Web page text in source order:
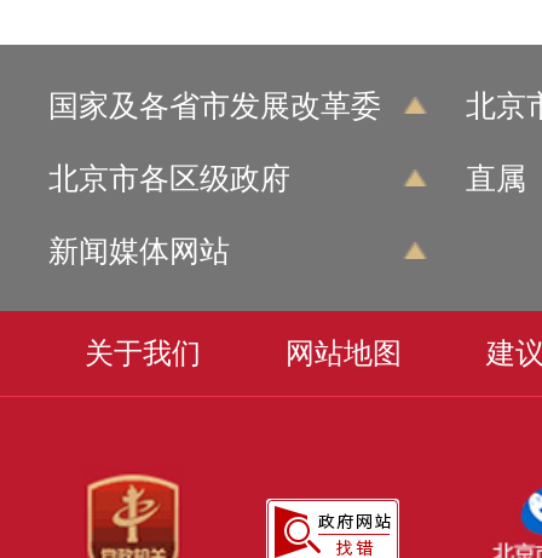
国家及各省市发展改革委 北京
北京市各区级政府 直属
新闻媒体网站
关于我们 网站地图 建